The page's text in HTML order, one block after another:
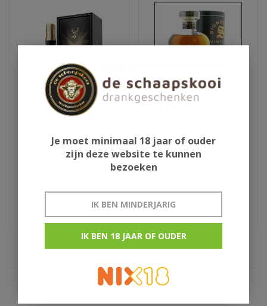
Auchroisk 27Y
Signatory Vintage
Je moet minimaal 18 jaar of ouder
zijn deze website te kunnen
bezoeken
IK BEN MINDERJARIG
IK BEN 18 JAAR OF OUDER